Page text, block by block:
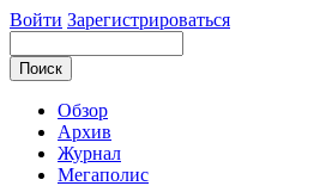
Войти Зарегистрироваться
Обзор
Архив
Журнал
Мегаполис